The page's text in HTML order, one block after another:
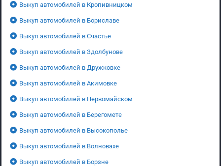
Выкуп автомобилей в Кропивницком
Выкуп автомобилей в Бориславе
Выкуп автомобилей в Счастье
Выкуп автомобилей в Здолбунове
Выкуп автомобилей в Дружковке
Выкуп автомобилей в Акимовке
Выкуп автомобилей в Первомайском
Выкуп автомобилей в Берегомете
Выкуп автомобилей в Высокополье
Выкуп автомобилей в Волновахе
Выкуп автомобилей в Борзне